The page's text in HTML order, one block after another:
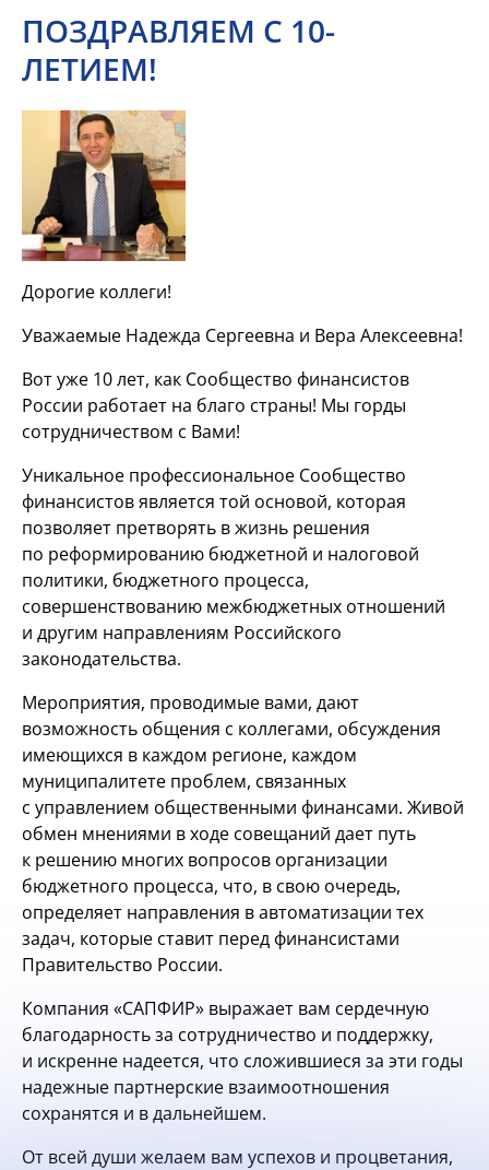
ПОЗДРАВЛЯЕМ С 10-
ЛЕТИЕМ!
Дорогие коллеги!
Уважаемые Надежда Сергеевна и Вера Алексеевна!
Вот уже 10 лет, как Сообщество финансистов
России работает на благо страны! Мы горды
сотрудничеством с Вами!
Уникальное профессиональное Сообщество
финансистов является той основой, которая
позволяет претворять в жизнь решения
по реформированию бюджетной и налоговой
политики, бюджетного процесса,
совершенствованию межбюджетных отношений
и другим направлениям Российского
законодательства.
Мероприятия, проводимые вами, дают
возможность общения с коллегами, обсуждения
имеющихся в каждом регионе, каждом
муниципалитете проблем, связанных
с управлением общественными финансами. Живой
обмен мнениями в ходе совещаний дает путь
к решению многих вопросов организации
бюджетного процесса, что, в свою очередь,
определяет направления в автоматизации тех
задач, которые ставит перед финансистами
Правительство России.
Компания «САПФИР» выражает вам сердечную
благодарность за сотрудничество и поддержку,
и искренне надеется, что сложившиеся за эти годы
надежные партнерские взаимоотношения
сохранятся и в дальнейшем.
От всей души желаем вам успехов и процветания,